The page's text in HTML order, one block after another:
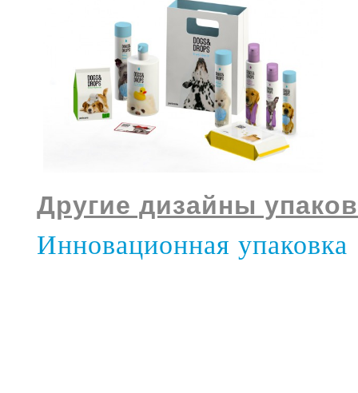
Другие дизайны
Инновационная упаковка